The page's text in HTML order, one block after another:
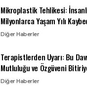
Mikroplastik Tehlikesi:
Milyonlarca Yaşam Yılı
Diğer Haberler
Terapistlerden Uyarı: Bu
Mutluluğu ve Özgüveni
Diğer Haberler